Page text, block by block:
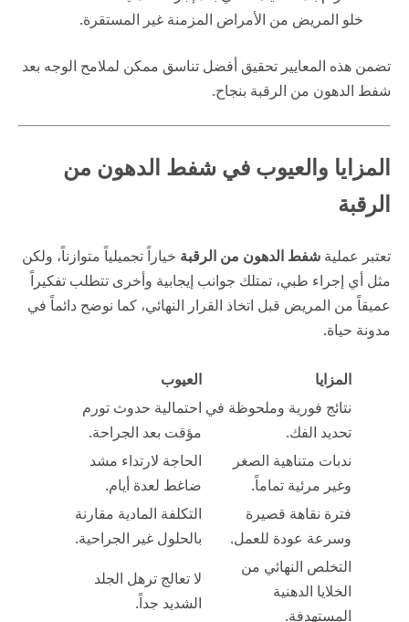
خلو المريض من الأمراض المزمنة غير المستقرة.
تضمن هذه المعايير تحقيق أفضل تناسق ممكن لملامح الوجه بعد
شفط الدهون من الرقبة بنجاح.
المزايا والعيوب في شفط الدهون من
الرقبة
تعتبر عملية شفط الدهون من الرقبة خياراً تجميلياً متوازناً، ولكن
مثل أي إجراء طبي، تمتلك جوانب إيجابية وأخرى تتطلب تفكيراً
عميقاً من المريض قبل اتخاذ القرار النهائي، كما نوضح دائماً في
مدونة حياة.
المزايا
العيوب
نتائج فورية وملحوظة في
تحديد الفك.
احتمالية حدوث تورم
مؤقت بعد الجراحة.
ندبات متناهية الصغر
وغير مرئية تماماً.
الحاجة لارتداء مشد
ضاغط لعدة أيام.
فترة نقاهة قصيرة
وسرعة عودة للعمل.
التكلفة المادية مقارنة
بالحلول غير الجراحية.
التخلص النهائي من
الخلايا الدهنية
المستهدفة.
لا تعالج ترهل الجلد
الشديد جداً.